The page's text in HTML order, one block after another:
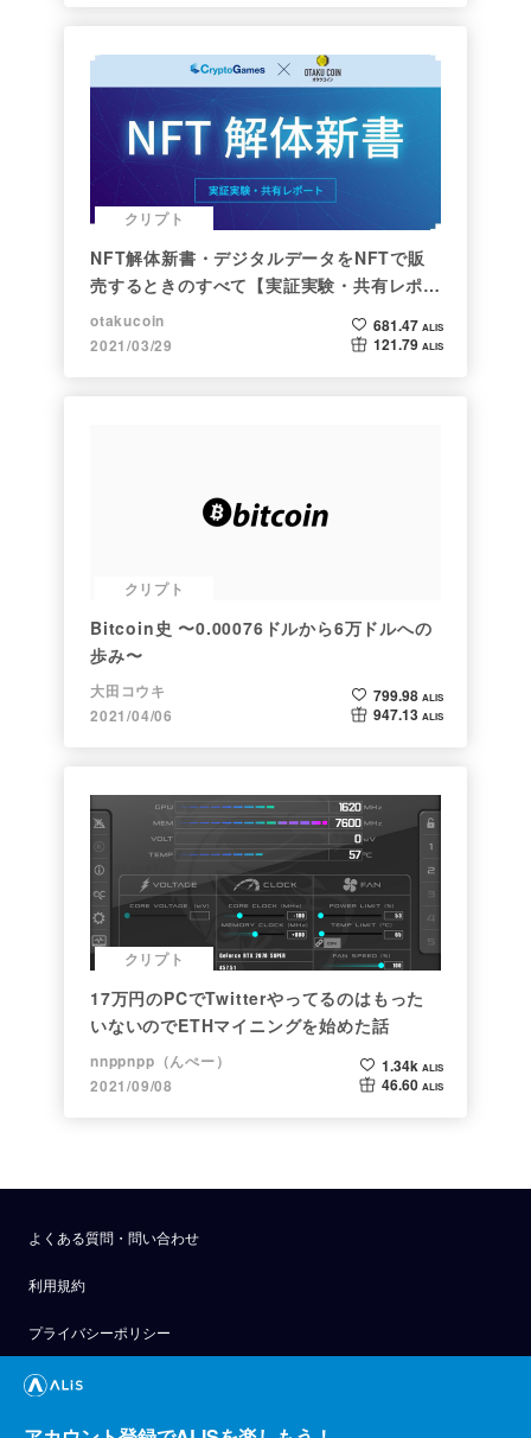
クリプト
NFT解体新書・デジタルデータをNFTで販
売するときのすべて【実証実験・共有レポー
ト】
otakucoin
2021/03/29
681.47 ALIS
121.79 ALIS
クリプト
Bitcoin史 〜0.00076ドルから6万ドルへの
歩み〜
大田コウキ
2021/04/06
799.98 ALIS
947.13 ALIS
クリプト
17万円のPCでTwitterやってるのはもった
いないのでETHマイニングを始めた話
nnppnpp（んぺー）
2021/09/08
1.34k ALIS
46.60 ALIS
よくある質問・問い合わせ
利用規約
プライバシーポリシー
公式アナウンス
技術ブログ